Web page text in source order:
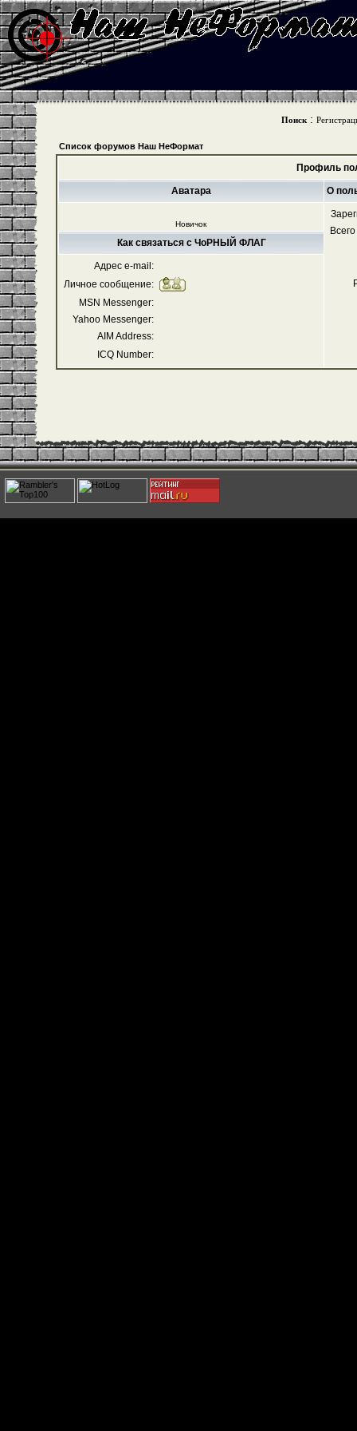
Поиск :
Список форумов Наш НеФормат
Профиль
Аватара О
Новичок
Как связаться с ЧоРНЫЙ ФЛАГ
Адрес e-mail:
Личное сообщение:
MSN Messenger:
Yahoo Messenger:
AIM Address:
ICQ Number: